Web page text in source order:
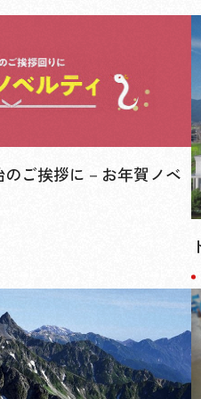
ご挨拶に－お年賀ノベ